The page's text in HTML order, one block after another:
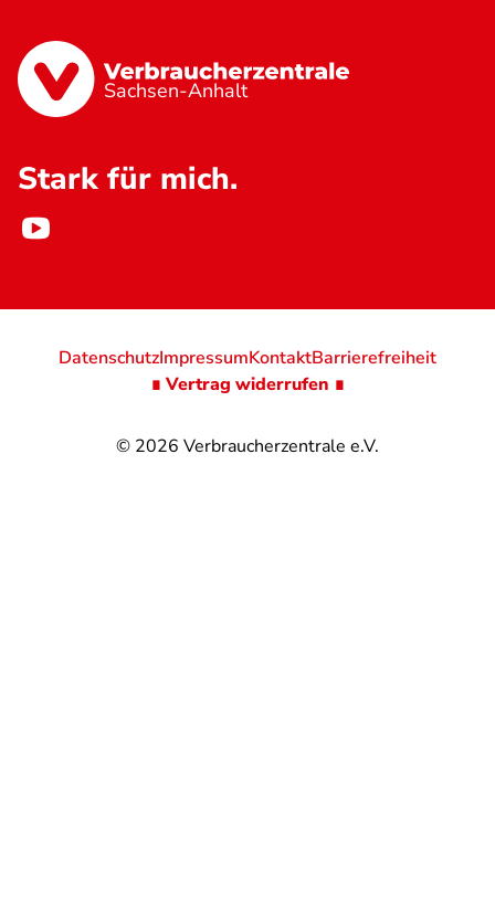
Sachsen-Anhalt
Stark für mich.
© 2026 Verbraucherzentrale e.V.
DatenschutzImpressumKontaktBarrierefreiheit
∎ Vertrag widerrufen ∎